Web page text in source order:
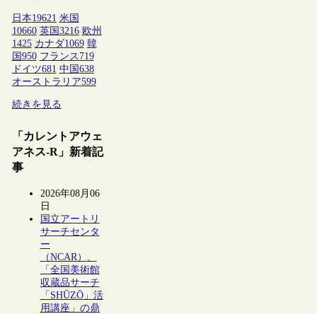
日本19621 米国
10660 英国 3216 欧州
1425 カナダ1069 韓
国 950 フランス 719
ドイツ681 中国 638
オーストラリア599
続きを見る
「カレントアウェ
アネス-R」新着記
事
2026年08月06
日
国立アートリ
サーチセンタ
ー
（NCAR）、
「全国美術館
収蔵品サーチ
「SHŪZŌ」活
用講座」の鼎